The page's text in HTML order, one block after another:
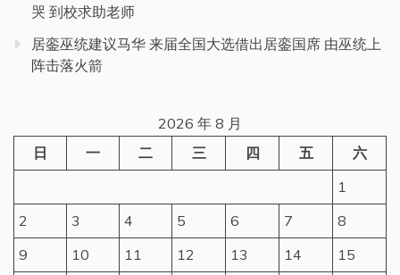
哭 到校求助老师
居銮巫统建议马华 来届全国大选借出居銮国席 由巫统上
阵击落火箭
2026 年 8 月
日
一 二 三 四 五
六
1
2
3 4 5 6 7
8
9
10 11 12 13 14
15